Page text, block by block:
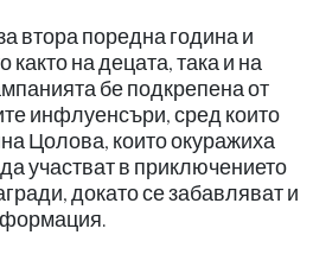
втора поредна година и
на децата, така и на
бе подкрепена от
инфлуенсъри, сред които
Цолова, които окуражиха
участват в приключението
докато се забавляват и